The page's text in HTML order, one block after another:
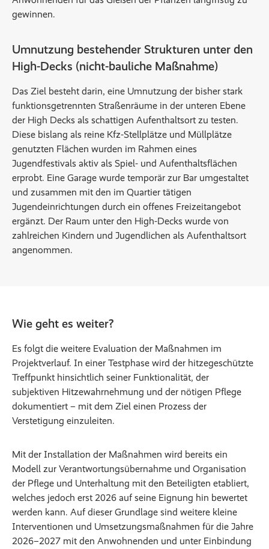
gewinnen.
Umnutzung bestehender Strukturen unter den
High-Decks (nicht-bauliche Maßnahme)
Das Ziel besteht darin, eine Umnutzung der bisher stark
funktionsgetrennten Straßenräume in der unteren Ebene
der High Decks als schattigen Aufenthaltsort zu testen.
Diese bislang als reine Kfz-Stellplätze und Müllplätze
genutzten Flächen wurden im Rahmen eines
Jugendfestivals aktiv als Spiel- und Aufenthaltsflächen
erprobt. Eine Garage wurde temporär zur Bar umgestaltet
und zusammen mit den im Quartier tätigen
Jugendeinrichtungen durch ein offenes Freizeitangebot
ergänzt. Der Raum unter den High-Decks wurde von
zahlreichen Kindern und Jugendlichen als Aufenthaltsort
angenommen.
Wie geht es weiter?
Es folgt die weitere Evaluation der Maßnahmen im
Projektverlauf. In einer Testphase wird der hitzegeschützte
Treffpunkt hinsichtlich seiner Funktionalität, der
subjektiven Hitzewahrnehmung und der nötigen Pflege
dokumentiert – mit dem Ziel einen Prozess der
Verstetigung einzuleiten.
Mit der Installation der Maßnahmen wird bereits ein
Modell zur Verantwortungsübernahme und Organisation
der Pflege und Unterhaltung mit den Beteiligten etabliert,
welches jedoch erst 2026 auf seine Eignung hin bewertet
werden kann. Auf dieser Grundlage sind weitere kleine
Interventionen und Umsetzungsmaßnahmen für die Jahre
2026–2027 mit den Anwohnenden und unter Einbindung